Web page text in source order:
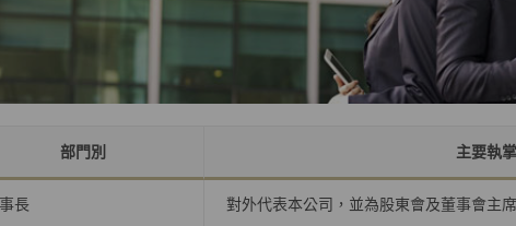
部門別 主要執掌
長 對外代表本公司，並為股東會及董事會主席